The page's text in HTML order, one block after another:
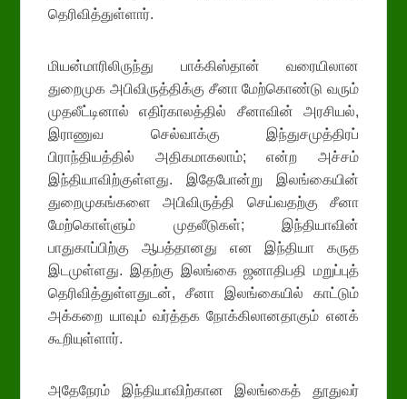
தெரிவித்துள்ளார்.
மியன்மாரிலிருந்து பாக்கிஸ்தான் வரையிலான
துறைமுக அபிவிருத்திக்கு சீனா மேற்கொண்டு வரும்
முதலீட்டினால் எதிர்காலத்தில் சீனாவின் அரசியல்,
இராணுவ செல்வாக்கு இந்துசமுத்திரப்
பிராந்தியத்தில் அதிகமாகலாம்; என்ற அச்சம்
இந்தியாவிற்குள்ளது. இதேபோன்று இலங்கையின்
துறைமுகங்களை அபிவிருத்தி செய்வதற்கு சீனா
மேற்கொள்ளும் முதலீடுகள்; இந்தியாவின்
பாதுகாப்பிற்கு ஆபத்தானது என இந்தியா கருத
இடமுள்ளது. இதற்கு இலங்கை ஜனாதிபதி மறுப்புத்
தெரிவித்துள்ளதுடன், சீனா இலங்கையில் காட்டும்
அக்கறை யாவும் வர்த்தக நோக்கிலானதாகும் எனக்
கூறியுள்ளார்.
அதேநேரம் இந்தியாவிற்கான இலங்கைத் தூதுவர்